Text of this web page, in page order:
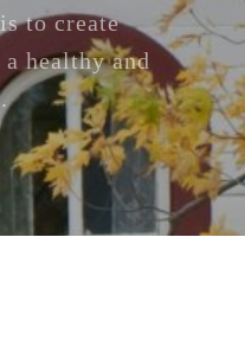
to create
healthy and